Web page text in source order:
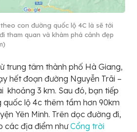
con đường quốc lộ 4C là sẽ tới
tham quan và khám phá cảnh đẹp
trung tâm thành phố Hà Giang,
hết đoạn đường Nguyễn Trãi –
khoảng 3 km. Sau đó, bạn tiếp
quốc lộ 4c thêm tầm hơn 90km
Yên Minh. Trên dọc đường đi,
các địa điểm nhưCổng trời